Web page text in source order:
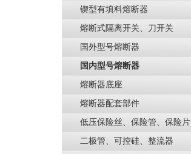
锲型有填料熔断器
熔断式隔离开关、刀开关
国外型号熔断器
国内型号熔断器
熔断器底座
熔断器配套部件
低压保险丝、保险管、保险片
二极管、可控硅、整流器